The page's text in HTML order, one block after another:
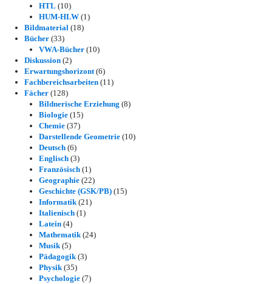
HTL (10)
HUM-HLW (1)
Bildmaterial (18)
Bücher (33)
VWA-Bücher (10)
Diskussion (2)
Erwartungshorizont(6)
Fachbereichsarbeiten (11)
Fächer (128)
Bildnerische Erziehung (8)
Biologie (15)
Chemie (37)
Darstellende Geometrie (10)
Deutsch (6)
Englisch (3)
Französisch (1)
Geographie (22)
Geschichte (GSK/PB) (15)
Informatik(21)
Italienisch (1)
Latein (4)
Mathematik(24)
Musik(5)
Pädagogik(3)
Physik(35)
Psychologie (7)